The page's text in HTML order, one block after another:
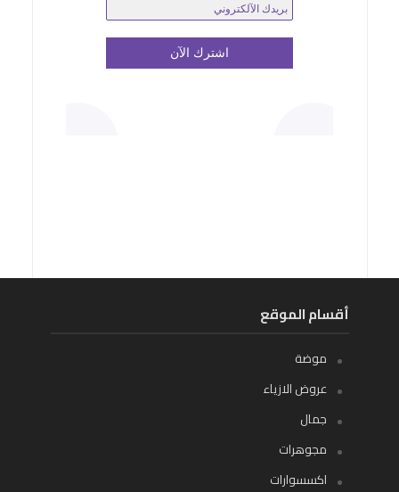
أقسام الموقع
موضة
عروض الازياء
جمال
مجوهرات
اكسسوارات